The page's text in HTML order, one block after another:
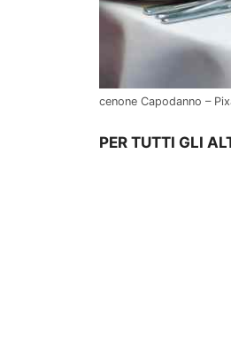
cenone Capodanno –
PER TUTTI GLI